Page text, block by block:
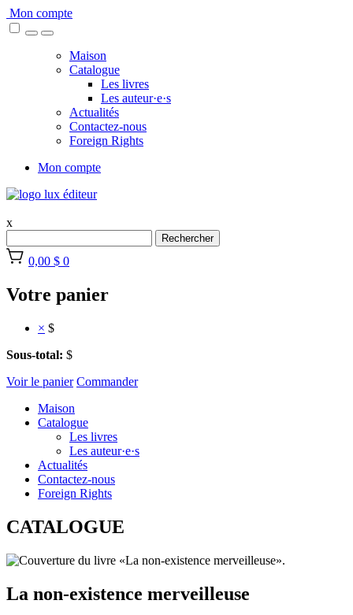
Skip
to
Mon compte
Maison
Catalogue
Les livres
Les auteur·e·s
Actualités
Contactez-nous
Foreign Rights
Mon compte
x
Rechercher
0,00 $ 0
Votre panier
× $
Sous-total: $
Voir le panier Commander
Maison
Catalogue
Les livres
Les auteur·e·s
Actualités
Contactez-nous
Foreign Rights
CATALOGUE
La non-existence merveilleuse